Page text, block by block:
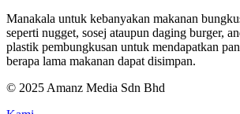
Manakala untuk kebanyakan makanan
seperti nugget, sosej ataupun daging burger,
plastik pembungkusan untuk mendapatkan
berapa lama makanan dapat disimpan.
© 2025 Amanz Media Sdn Bhd